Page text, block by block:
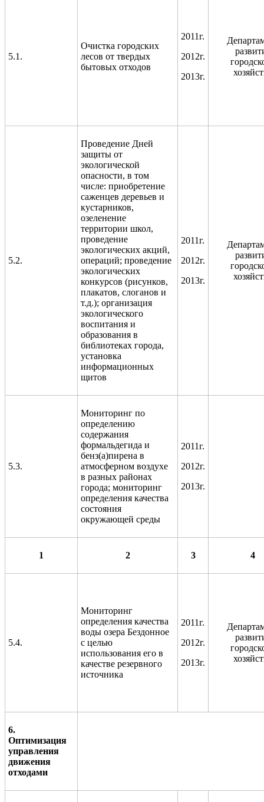
5.1.
Очистка городских
лесов от твердых
бытовых отходов
2011г.
2012г.
2013г.
5.2.
Проведение Дней
защиты от
экологической
опасности, в том
числе: приобретение
саженцев деревьев и
кустарников,
озеленение
территории школ,
проведение
экологических акций,
операций; проведение
экологических
конкурсов (рисунков,
плакатов, слоганов и
т.д.); организация
экологического
воспитания и
образования в
библиотеках города,
установка
информационных
щитов
2011г.
2012г.
2013г.
5.3.
Мониторинг по
определению
содержания
формальдегида и
бенз(а)пирена в
атмосферном воздухе
в разных районах
города; мониторинг
определения качества
состояния
окружающей среды
2011г.
2012г.
2013г.
1 2 3 4
5.4.
Мониторинг
определения качества
воды озера Бездонное
с целью
использования его в
качестве резервного
источника
2011г.
2012г.
2013г.
6.
Оптимизация
управления
движения
отходами